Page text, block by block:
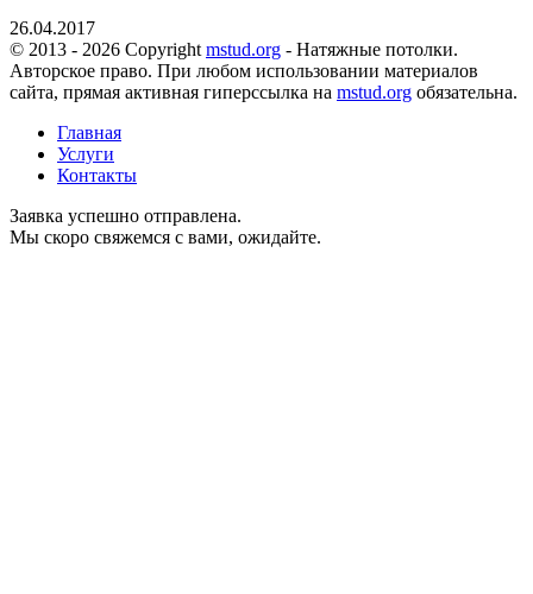
26.04.2017
© 2013 - 2026 Copyright mstud.org - Натяжные потолки.
Авторское право. При любом использовании материалов
сайта, прямая активная гиперссылка на mstud.org обязательна.
Главная
Услуги
Контакты
Заявка успешно отправлена.
Мы скоро свяжемся с вами, ожидайте.